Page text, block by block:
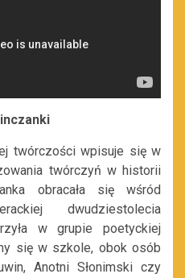
twórczości wpisuje się w
twórczyń w historii
obracała się wśród
dwudziestolecia
w grupie poetyckiej
się w szkole, obok osób
Anotni Słonimski czy